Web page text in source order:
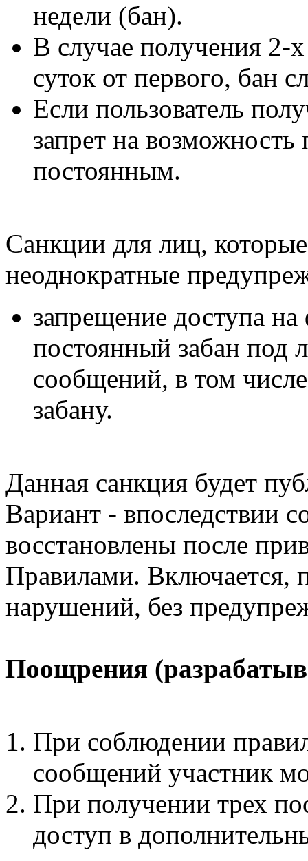
недели (бан).
В случае получения 2-
суток от первого, бан
Если пользователь
запрет на возможность
постоянным.
Санкции для лиц,
неоднократные
запрещение доступа
постоянный забан под
сообщений, в том
забану.
Данная санкция будет
Вариант - впоследствии
восстановлены после
Правилами. Включается,
нарушений, без
Поощрения
При соблюдении
сообщений участник
При получении трех
доступ в